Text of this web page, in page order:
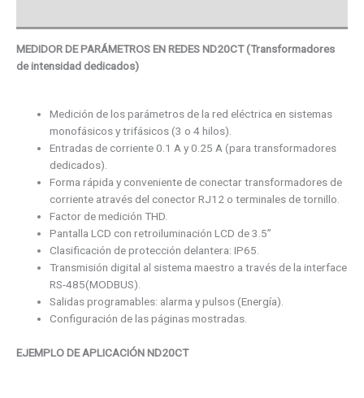
MEDIDOR DE PARÁMETROS EN REDES ND20CT (Transformadores
de intensidad dedicados)
Medición de los parámetros de la red eléctrica en sistemas
monofásicos y trifásicos (3 o 4 hilos).
Entradas de corriente 0.1 A y 0.25 A (para transformadores
dedicados).
Forma rápida y conveniente de conectar transformadores de
corriente através del conector RJ12 o terminales de tornillo.
Factor de medición THD.
Pantalla LCD con retroiluminación LCD de 3.5’’
Clasificación de protección delantera: IP65.
Transmisión digital al sistema maestro a través de la interface
RS-485(MODBUS).
Salidas programables: alarma y pulsos (Energía).
Configuración de las páginas mostradas.
EJEMPLO DE APLICACIÓN ND20CT